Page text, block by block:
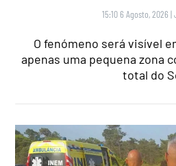
15:10 6 Agosto, 2026 |
O fenómeno será visível
apenas uma pequena zona
total do